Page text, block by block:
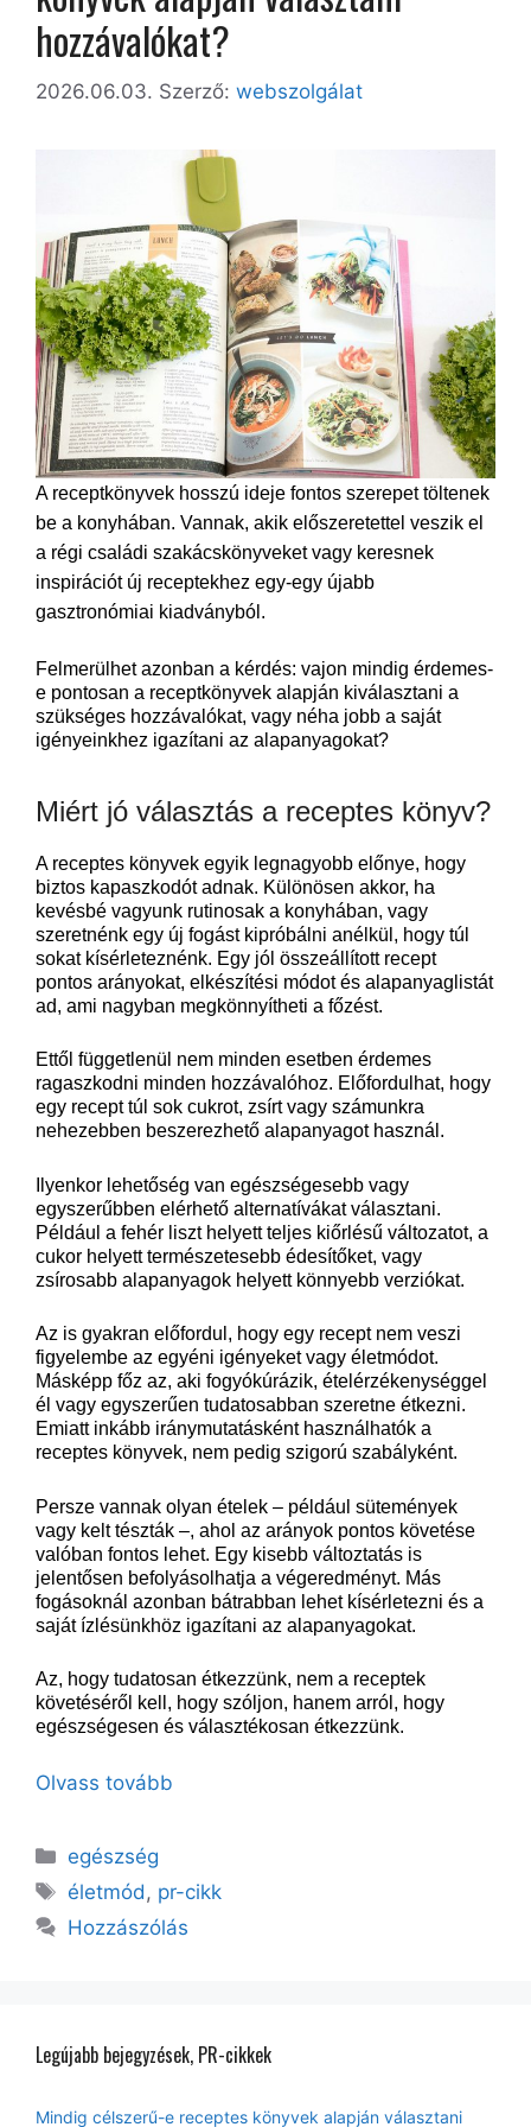
hozzávalókat?
2026.06.03. Szerző: webszolgálat
A receptkönyvek hosszú ideje fontos szerepet töltenek
be a konyhában. Vannak, akik előszeretettel veszik el
a régi családi szakácskönyveket vagy keresnek
inspirációt új receptekhez egy-egy újabb
gasztronómiai kiadványból.
Felmerülhet azonban a kérdés: vajon mindig érdemes-
e pontosan a receptkönyvek alapján kiválasztani a
szükséges hozzávalókat, vagy néha jobb a saját
igényeinkhez igazítani az alapanyagokat?
Miért jó választás a receptes könyv?
A receptes könyvek egyik legnagyobb előnye, hogy
biztos kapaszkodót adnak. Különösen akkor, ha
kevésbé vagyunk rutinosak a konyhában, vagy
szeretnénk egy új fogást kipróbálni anélkül, hogy túl
sokat kísérleteznénk. Egy jól összeállított recept
pontos arányokat, elkészítési módot és alapanyaglistát
ad, ami nagyban megkönnyítheti a főzést.
Ettől függetlenül nem minden esetben érdemes
ragaszkodni minden hozzávalóhoz. Előfordulhat, hogy
egy recept túl sok cukrot, zsírt vagy számunkra
nehezebben beszerezhető alapanyagot használ.
Ilyenkor lehetőség van egészségesebb vagy
egyszerűbben elérhető alternatívákat választani.
Például a fehér liszt helyett teljes kiőrlésű változatot, a
cukor helyett természetesebb édesítőket, vagy
zsírosabb alapanyagok helyett könnyebb verziókat.
Az is gyakran előfordul, hogy egy recept nem veszi
figyelembe az egyéni igényeket vagy életmódot.
Másképp főz az, aki fogyókúrázik, ételérzékenységgel
él vagy egyszerűen tudatosabban szeretne étkezni.
Emiatt inkább iránymutatásként használhatók a
receptes könyvek, nem pedig szigorú szabályként.
Persze vannak olyan ételek – például sütemények
vagy kelt tészták –, ahol az arányok pontos követése
valóban fontos lehet. Egy kisebb változtatás is
jelentősen befolyásolhatja a végeredményt. Más
fogásoknál azonban bátrabban lehet kísérletezni és a
saját ízlésünkhöz igazítani az alapanyagokat.
Az, hogy tudatosan étkezzünk, nem a receptek
követéséről kell, hogy szóljon, hanem arról, hogy
egészségesen és választékosan étkezzünk.
Olvass tovább
Kategória
egészség
Címkék
életmód , pr-cikk
Hozzászólás
Legújabb bejegyzések, PR-cikkek
Mindig célszerű-e receptes könyvek alapján választani